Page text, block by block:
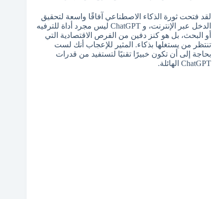
لقد فتحت ثورة الذكاء الاصطناعي آفاقًا واسعة لتحقيق
الدخل عبر الإنترنت، و ChatGPT ليس مجرد أداة للترفيه
أو البحث، بل هو كنز دفين من الفرص الاقتصادية التي
تنتظر من يستغلها بذكاء. المثير للإعجاب أنك لست
بحاجة إلى أن تكون خبيرًا تقنيًا لتستفيد من قدرات
ChatGPT الهائلة.